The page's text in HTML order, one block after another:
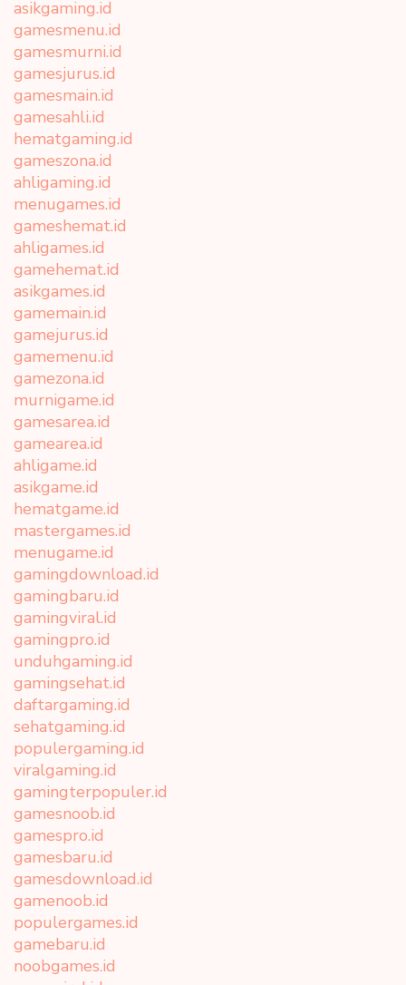
asikgaming.id
gamesmenu.id
gamesmurni.id
gamesjurus.id
gamesmain.id
gamesahli.id
hematgaming.id
gameszona.id
ahligaming.id
menugames.id
gameshemat.id
ahligames.id
gamehemat.id
asikgames.id
gamemain.id
gamejurus.id
gamemenu.id
gamezona.id
murnigame.id
gamesarea.id
gamearea.id
ahligame.id
asikgame.id
hematgame.id
mastergames.id
menugame.id
gamingdownload.id
gamingbaru.id
gamingviral.id
gamingpro.id
unduhgaming.id
gamingsehat.id
daftargaming.id
sehatgaming.id
populergaming.id
viralgaming.id
gamingterpopuler.id
gamesnoob.id
gamespro.id
gamesbaru.id
gamesdownload.id
gamenoob.id
populergames.id
gamebaru.id
noobgames.id